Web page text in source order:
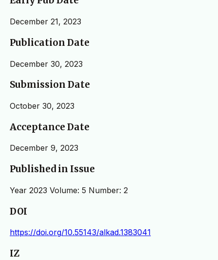
December 21, 2023
Publication Date
December 30, 2023
Submission Date
October 30, 2023
Acceptance Date
December 9, 2023
Published in Issue
Year 2023 Volume: 5 Number: 2
DOI
https://doi.org/10.55143/alkad.1383041
IZ